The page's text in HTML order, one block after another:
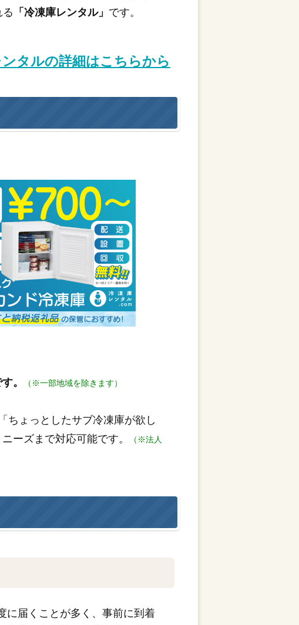
「冷凍庫レンタル」 です。
タルの詳細はこちらから
。 （※一部地域を除きます）
ちょっとしたサブ冷凍庫が欲し
ーズまで対応可能です。
（※法人
に届くことが多く、事前に到着